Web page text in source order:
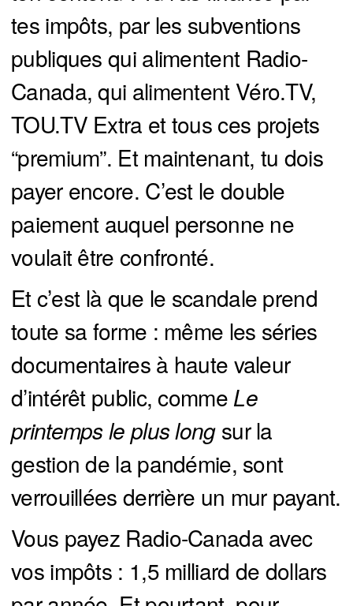
tes impôts, par les subventions
publiques qui alimentent Radio-
Canada, qui alimentent Véro.TV,
TOU.TV Extra et tous ces projets
“premium”. Et maintenant, tu dois
payer encore. C’est le double
paiement auquel personne ne
voulait être confronté.
Et c’est là que le scandale prend
toute sa forme : même les séries
documentaires à haute valeur
d’intérêt public, comme Le
printemps le plus long sur la
gestion de la pandémie, sont
verrouillées derrière un mur payant.
Vous payez Radio-Canada avec
vos impôts : 1,5 milliard de dollars